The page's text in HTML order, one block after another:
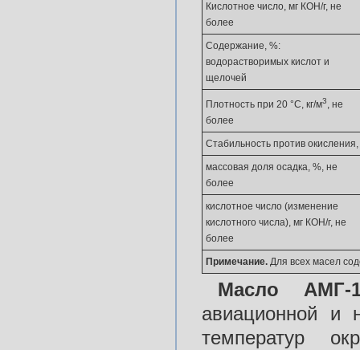
Кислотное число, мг КОН/г, не
более
Содержание, %:
водорастворимых кислот и
щелочей
Плотность при 20 °С, кг/м3, не
более
Стабильность против
массовая доля осадка, %, не
более
кислотное число (изменение
кислотного числа), мг КОН/г, не
более
Примечание. Для всех масел
Масло АМГ-
авиационной и
температур